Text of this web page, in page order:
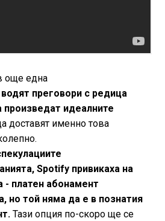
още една
преговори с редица
произведат идеалните
доставят именно това
Spotify привикаха на
платен абонамент
но той няма да е в познатия
Тази опция по-скоро ще се